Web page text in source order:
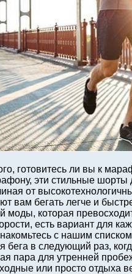
готовитесь ли вы к
эти стильные шорты
от
вам бегать легче и
моды, которая
есть вариант для
с нашим
бега в следующий раз,
пара для утренней
или просто отдыха